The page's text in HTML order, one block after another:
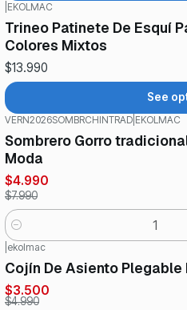
EKOLMAC
Trineo Patinete De Esquí
Colores Mixtos
$13.990
See
VERN2026SOMBRCHINTRAD EKOLMAC
Sombrero Gorro
Moda
$4.990
$7.990
Quantity
ekolmac
Cojín De Asiento Plegable
$3.500
$4.990